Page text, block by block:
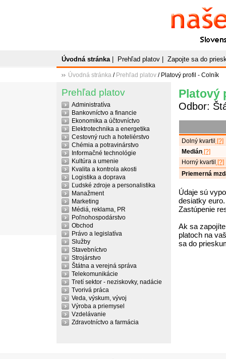
Naše
Slovenský
Úvodná stránka| Prehľad platov Zapojte sa do
Úvodná stránka / Prehľad platov / Platový profil - Colník
Prehľad platov
Administratíva
Bankovníctvo a financie
Ekonomika a účtovníctvo
Elektrotechnika a energetika
Cestovný ruch a hoteliérstvo
Chémia a potravinárstvo
Informačné technológie
Kultúra a umenie
Kvalita a kontrola akosti
Logistika a doprava
Ľudské zdroje a personalistika
Manažment
Marketing
Médiá, reklama, PR
Poľnohospodárstvo
Obchod
Právo a legislatíva
Služby
Stavebníctvo
Strojárstvo
Štátna a verejná správa
Telekomunikácie
Tretí sektor - neziskovky, nadácie
Tvorivá práca
Veda, výskum, vývoj
Výroba a priemysel
Vzdelávanie
Zdravotníctvo a farmácia
Platový
Odbor:
Dolný kvartil
[?]
Medián[?]
Horný kvartil
[?]
Priemerná
Údaje sú
desiatky euro.
Zastúpenie
Ak sa
platoch na
sa do